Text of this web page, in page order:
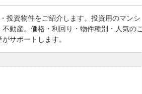
投資物件をご紹介します。投資用のマンシ
動産。価格・利回り・物件種別・人気のこ
サポートします。